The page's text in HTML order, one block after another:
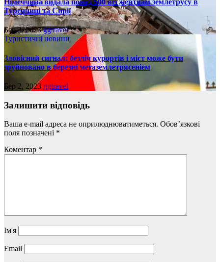
Німеччина видала понад 500 віз жертвам землетрусу в
Туреччині та Сирії
Бер 3, 2023ggtravel
Туристичні новини
Зловісний сигнал: безліч курортів і міст може бути
зруйновано в березні мегаземлетрясеніем
Бер 2, 2023 ggtravel
Залишити відповідь
Ваша e-mail адреса не оприлюднюватиметься. Обов’язкові
поля позначені *
Коментар *
Ім'я
Email